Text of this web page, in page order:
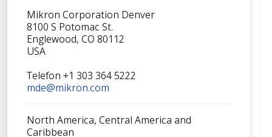
Mikron Corporation Denver
8100 S Potomac St.
Englewood, CO 80112
USA
Telefon +1 303 364 5222
mde@mikron.com
North America, Central America and
Caribbean